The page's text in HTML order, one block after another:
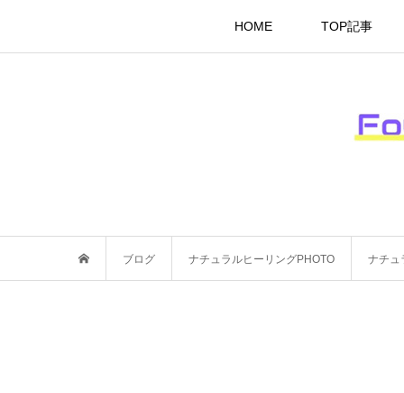
HOME TOP記事
ブログ ナチュラルヒーリングPHOTO ナチュ